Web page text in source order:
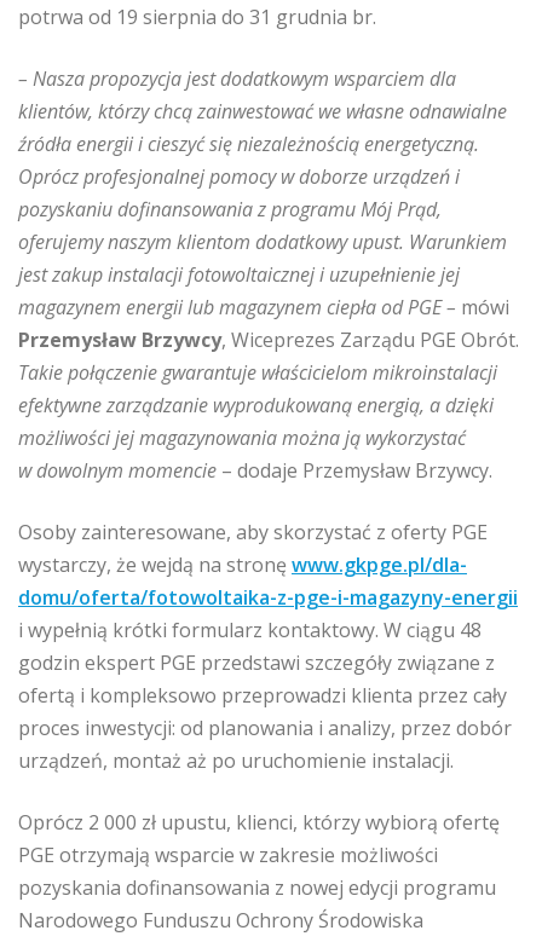
potrwa od 19 sierpnia do 31 grudnia br.
– Nasza propozycja jest dodatkowym wsparciem dla
klientów, którzy chcą zainwestować we własne odnawialne
źródła energii i cieszyć się niezależnością energetyczną.
Oprócz profesjonalnej pomocy w doborze urządzeń i
pozyskaniu dofinansowania z programu Mój Prąd,
oferujemy naszym klientom dodatkowy upust. Warunkiem
jest zakup instalacji fotowoltaicznej i uzupełnienie jej
magazynem energii lub magazynem ciepła od PGE – mówi
Przemysław Brzywcy, Wiceprezes Zarządu PGE Obrót.
Takie połączenie gwarantuje właścicielom mikroinstalacji
efektywne zarządzanie wyprodukowaną energią, a dzięki
możliwości jej magazynowania można ją wykorzystać
w dowolnym momencie – dodaje Przemysław Brzywcy.
Osoby zainteresowane, aby skorzystać z oferty PGE
wystarczy, że wejdą na stronę www.gkpge.pl/dla-
domu/oferta/fotowoltaika-z-pge-i-magazyny-energii
i wypełnią krótki formularz kontaktowy. W ciągu 48
godzin ekspert PGE przedstawi szczegóły związane z
ofertą i kompleksowo przeprowadzi klienta przez cały
proces inwestycji: od planowania i analizy, przez dobór
urządzeń, montaż aż po uruchomienie instalacji.
Oprócz 2 000 zł upustu, klienci, którzy wybiorą ofertę
PGE otrzymają wsparcie w zakresie możliwości
pozyskania dofinansowania z nowej edycji programu
Narodowego Funduszu Ochrony Środowiska